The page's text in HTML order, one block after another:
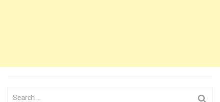
Search